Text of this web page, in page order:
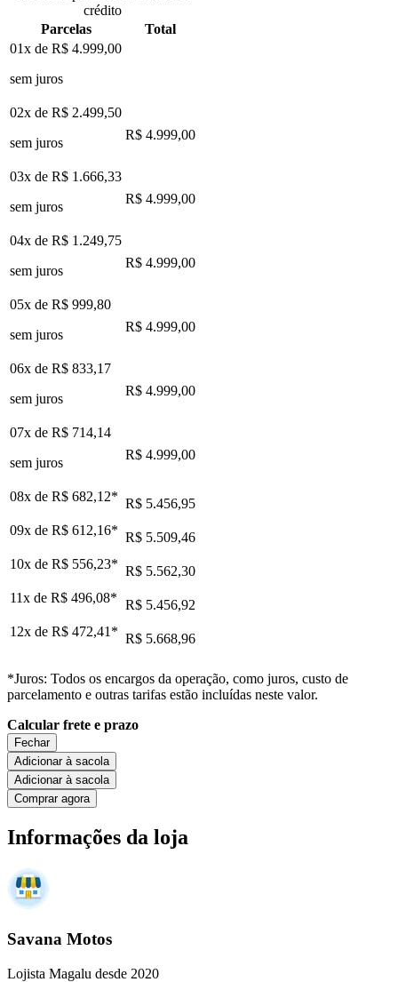
crédito
Parcelas
Total
01x de R$ 4.999,00
sem juros
02x de R$ 2.499,50
sem juros
R$ 4.999,00
03x de R$ 1.666,33
sem juros
R$ 4.999,00
04x de R$ 1.249,75
sem juros
R$ 4.999,00
05x de R$ 999,80
sem juros
R$ 4.999,00
06x de R$ 833,17
sem juros
R$ 4.999,00
07x de R$ 714,14
sem juros
R$ 4.999,00
08x de R$ 682,12* R$ 5.456,95
09x de R$ 612,16* R$ 5.509,46
10x de R$ 556,23* R$ 5.562,30
11x de R$ 496,08* R$ 5.456,92
12x de R$ 472,41 * R$ 5.668,96
*Juros: Todos os encargos da operação, como juros, custo de
parcelamento e outras tarifas estão incluídas neste valor.
Calcular frete e prazo
Fechar
Adicionar à sacola
Adicionar à sacola
Comprar agora
Informações da loja
Savana Motos
Lojista Magalu desde 2020